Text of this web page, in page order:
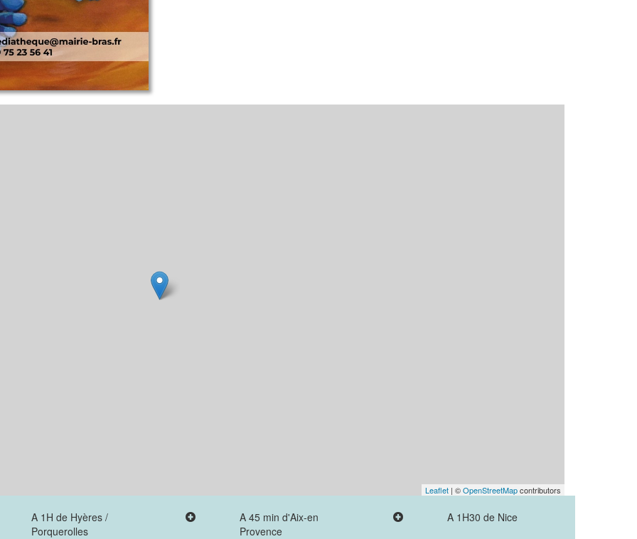
Leaflet | ©OpenStreetMapcontributors
A 1H de Hyères /
Porquerolles
A 45 min d'Aix-en
Provence
A 1H30 de Nice